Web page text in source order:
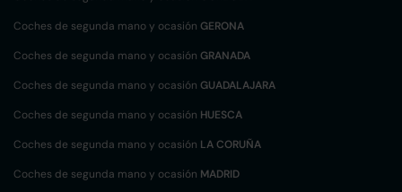
Coches de segunda mano y ocasión GERONA
Coches de segunda mano y ocasión GRANADA
Coches de segunda mano y ocasión GUADALAJARA
Coches de segunda mano y ocasión HUESCA
Coches de segunda mano y ocasión LA CORUÑA
Coches de segunda mano y ocasión MADRID